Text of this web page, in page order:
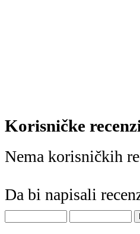
Korisničke
Nema korisničkih
Da bi napisali